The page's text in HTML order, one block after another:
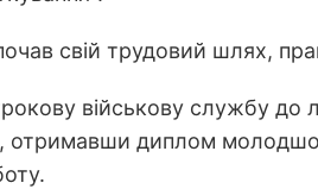
свій трудовий шлях,
військову службу до
диплом